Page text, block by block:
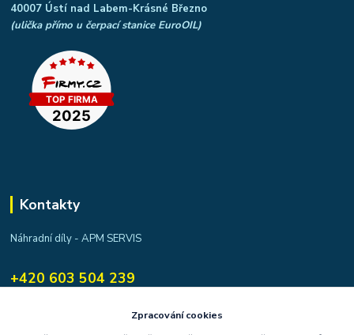
40007 Ústí nad Labem-Krásné Březno
(ulička přímo u čerpací stanice EuroOIL)
Kontakty
Náhradní díly - APM SERVIS
+420 603 504 239
apmservis@apmservis.czZpracování cookies